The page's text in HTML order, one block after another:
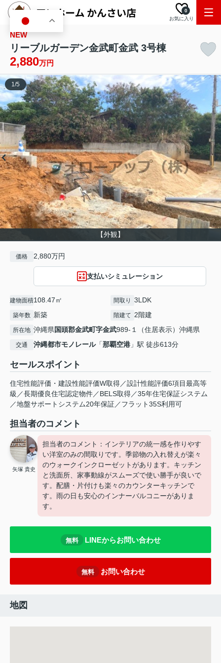
お気に入り
0
NEW
リーブルガーデン金武町金武 3号棟
2,880万円
【外観】
1/5
価格 2,880万円
支払いシミュレーション
建物面積108.47㎡ 間取り 3LDK
築年数 新築 階建て 2階建
所在地 沖縄県国頭郡金武町字金武989-１（住居表示）沖縄県
交通 沖縄都市モノレール「那覇空港 」駅 徒歩613分
セールスポイント
住宅性能評価・建設性能評価W取得／設計性能評価6項目最高等
級／長期優良住宅認定物件／BELS取得／35年住宅保証システム
／地盤サポートシステム20年保証／フラット35S利用可
担当者のコメント
矢塚 貴史
担当者のコメント：インテリアの統一感を作りやす
い洋室のみの間取りです。季節物の入れ替えが楽々
のウォークインクローゼットがあります。キッチン
と洗面所、家事動線がスムーズで使い勝手が良いで
す。配膳・片付けも楽々のカウンターキッチンで
す。雨の日も安心のインナーバルコニーがありま
す。
無料 LINEからお問い合わせ
無料 お問い合わせ
地図